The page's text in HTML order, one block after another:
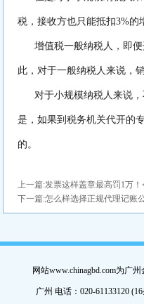
税，接收方也只能抵扣3%的
增值税一般纳税人，即
此，对于一般纳税人来说，
对于小规模纳税人来说
是，如果到税务机关代开的
的。
上一篇:发票这样盖章最高罚1万
下一篇:怎么样选择正规代理记账
网站www.chinagbd.com为广
广州 电话：020-61133120